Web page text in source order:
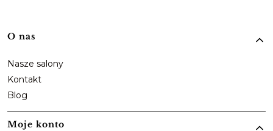
Linki w stopce
O nas
Nasze salony
Kontakt
Blog
Moje konto